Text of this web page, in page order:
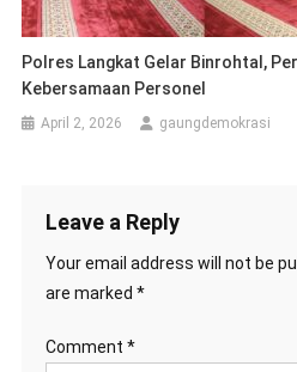
Polres Langkat Gelar Binrohtal,
Kebersamaan Personel
April 2, 2026 gaungdemokrasi
Leave a Reply
Your email address will not be
are marked *
Comment *